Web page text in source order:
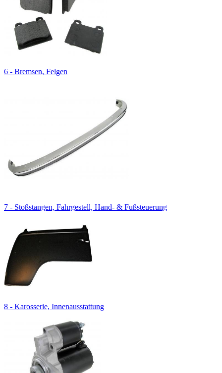
6 - Bremsen, Felgen
7 - Stoßstangen, Fahrgestell, Hand- & Fußsteuerung
8 - Karosserie, Innenausstattung